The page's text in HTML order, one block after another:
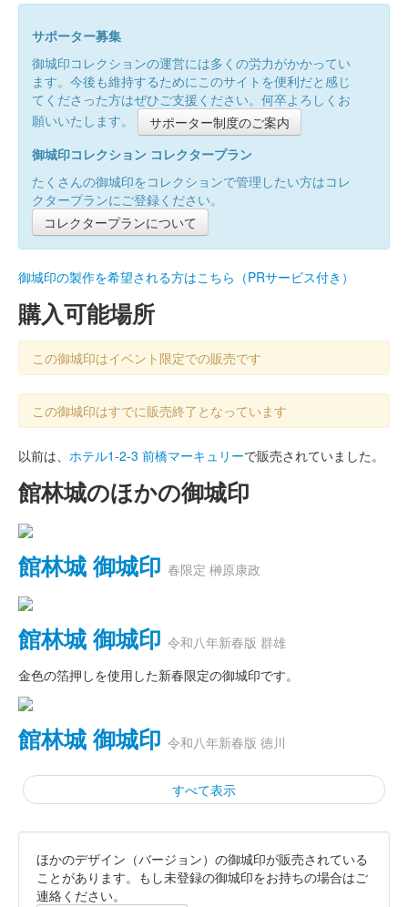
サポーター募集
御城印コレクションの運営には多くの労力がかかってい
ます。今後も維持するためにこのサイトを便利だと感じ
てくださった方はぜひご支援ください。何卒よろしくお
願いいたします。
サポーター制度のご案内
御城印コレクション コレクタープラン
たくさんの御城印をコレクションで管理したい方はコレ
クタープランにご登録ください。
コレクタープランについて
御城印の製作を希望される方はこちら（PRサービス付き）
購入可能場所
この御城印はイベント限定での販売です
この御城印はすでに販売終了となっています
以前は、 ホテル1-2-3 前橋マーキュリーで販売されていました。
館林城のほかの御城印
館林城 御城印 春限定 榊原康政
館林城 御城印 令和八年新春版 群雄
金色の箔押しを使用した新春限定の御城印です。
館林城 御城印 令和八年新春版 徳川
すべて表示
尾曳城 御城印 令和八年新春限定
ほかのデザイン（バージョン）の御城印が販売されている
ことがあります。もし未登録の御城印をお持ちの場合はご
連絡ください。